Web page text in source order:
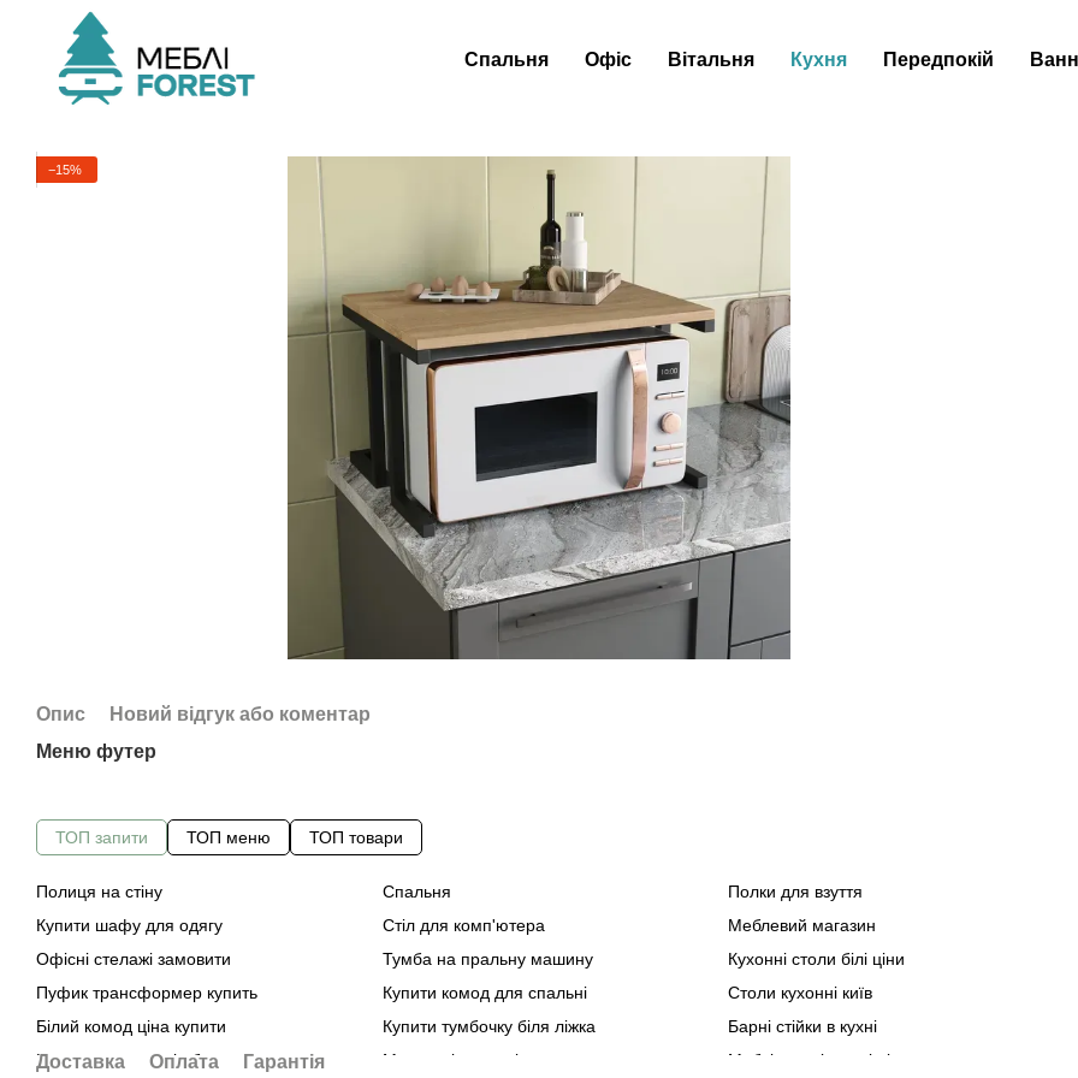
Перейти до основного контенту
Спальня Офіс Вітальня Кухня Передпокій
−15%
Опис
Новий відгук або коментар
Меню футер
ТОП запити ТОП меню ТОП товари
Полиця на стіну Спальня
Полки для взуття
Купити шафу для одягу
Стіл для комп'ютера
Меблевий магазин
Офісні стелажі замовити
Тумба на пральну машину
Кухонні столи білі ціни
Пуфик трансформер купить
Купити комод для спальні
Столи кухонні київ
Білий комод ціна купити
Купити тумбочку біля ліжка
Барні стійки в кухні
Купить комод колір бетон
Металеві стелажі
Меблі для вітальні ціни
Доставка Оплата Гарантія